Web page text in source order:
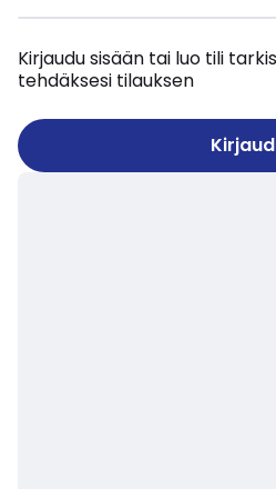
Kirjaudu sisään tai luo tili
tehdäksesi tilauksen